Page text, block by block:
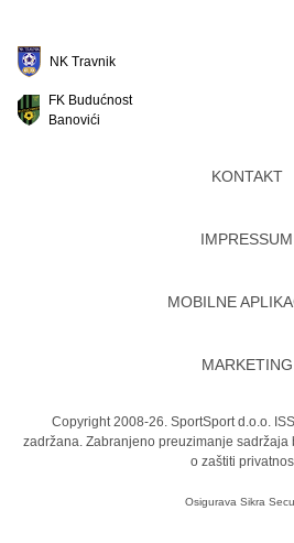
NK Travnik
FK Budućnost
Banovići
KONTAKT
IMPRESSUM
MOBILNE
MARKETING
Copyright 2008-26. SportSport d.o.o.
zadržana. Zabranjeno preuzimanje sadržaja
o zaštiti
Osigurava Sikra